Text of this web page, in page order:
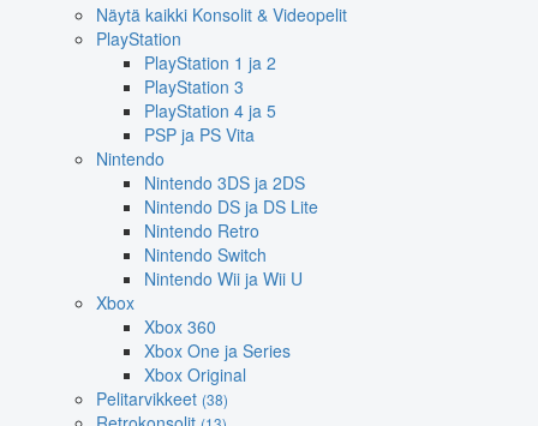
Näytä kaikki Konsolit & Videopelit
PlayStation
PlayStation 1 ja 2
PlayStation 3
PlayStation 4 ja 5
PSP ja PS Vita
Nintendo
Nintendo 3DS ja 2DS
Nintendo DS ja DS Lite
Nintendo Retro
Nintendo Switch
Nintendo Wii ja Wii U
Xbox
Xbox 360
Xbox One ja Series
Xbox Original
Pelitarvikkeet (38)